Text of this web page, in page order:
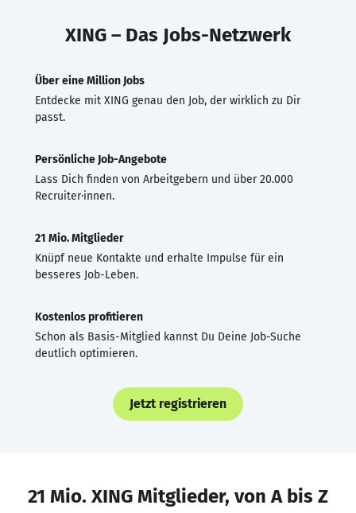
XING – Das Jobs-Netzwerk
Über eine Million Jobs
Entdecke mit XING genau den Job, der wirklich zu Dir
passt.
Persönliche Job-Angebote
Lass Dich finden von Arbeitgebern und über 20.000
Recruiter·innen.
21 Mio. Mitglieder
Knüpf neue Kontakte und erhalte Impulse für ein
besseres Job-Leben.
Kostenlos profitieren
Schon als Basis-Mitglied kannst Du Deine Job-Suche
deutlich optimieren.
Jetzt registrieren
21 Mio. XING Mitglieder, von A bis Z